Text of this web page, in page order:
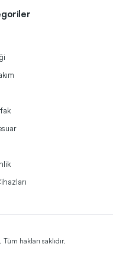
. Tüm hakları saklıdır.